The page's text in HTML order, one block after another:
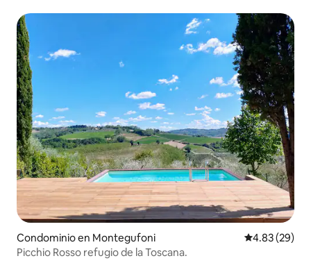
Condominio en Montegufoni Calificación
4.83 (29)
Picchio Rosso refugio de la Toscana.